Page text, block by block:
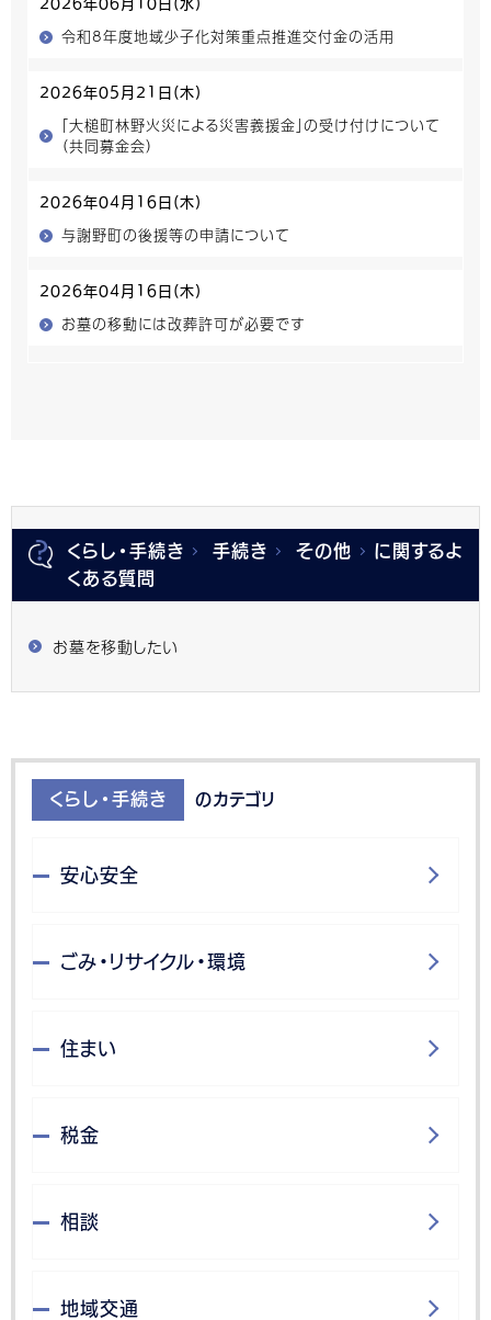
2026年06月10日(水)
令和8年度地域少子化対策重点推進交付金の活用
2026年05月21日(木)
「大槌町林野火災による災害義援金」の受け付けについて
（共同募金会）
2026年04月16日(木)
与謝野町の後援等の申請について
2026年04月16日(木)
お墓の移動には改葬許可が必要です
くらし・手続き 手続き その他
に関するよ
くある質問
お墓を移動したい
くらし・手続き のカテゴリ
安心安全
ごみ・リサイクル・環境
住まい
税金
相談
地域交通